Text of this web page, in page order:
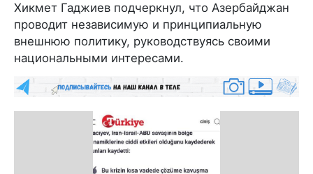
Хикмет Гаджиев подчеркнул, что Азербайджан
проводит независимую и принципиальную
внешнюю политику, руководствуясь своими
национальными интересами.